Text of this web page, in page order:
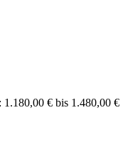
1.180,00 € bis 1.480,00 €